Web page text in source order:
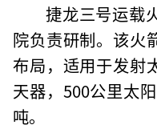
捷龙三号运载
院负责研制。该火
布局，适用于发射
天器，500公里太
吨。